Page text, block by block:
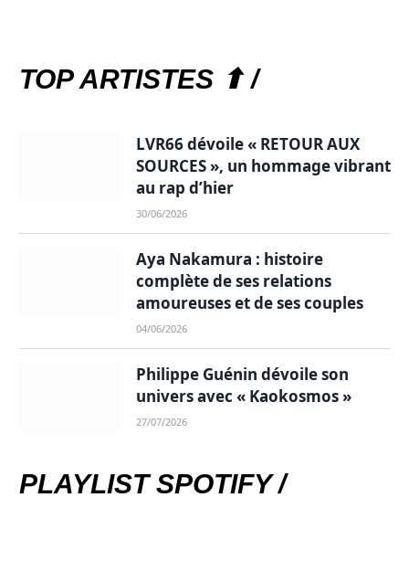
TOP ARTISTES ⬆ /
LVR66 dévoile « RETOUR AUX
SOURCES », un hommage vibrant
au rap d’hier
30/06/2026
Aya Nakamura : histoire
complète de ses relations
amoureuses et de ses couples
04/06/2026
Philippe Guénin dévoile son
univers avec « Kaokosmos »
27/07/2026
PLAYLIST SPOTIFY /